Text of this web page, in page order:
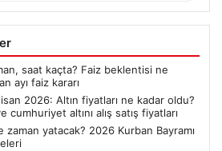
saat kaçta? Faiz beklentisi ne
ayı faiz kararı
2026: Altın fiyatları ne kadar oldu?
cumhuriyet altını alış satış fiyatları
zaman yatacak? 2026 Kurban Bayramı